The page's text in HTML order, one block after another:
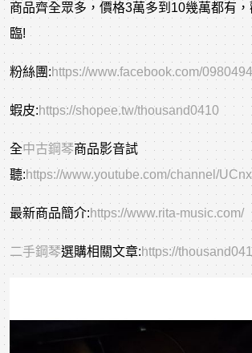
商品齊全眾多，價格3萬多到10幾萬都有
臨!
粉絲團:https://www.facebook.com/
蝦皮:https://shopee.tw/thousand0410
全中古鋼琴商品影音試
聽:https://www.youtube.com/channel/
最新商品簡介:https://www.rita-music.com/
二手鋼琴選購相關文章:https://